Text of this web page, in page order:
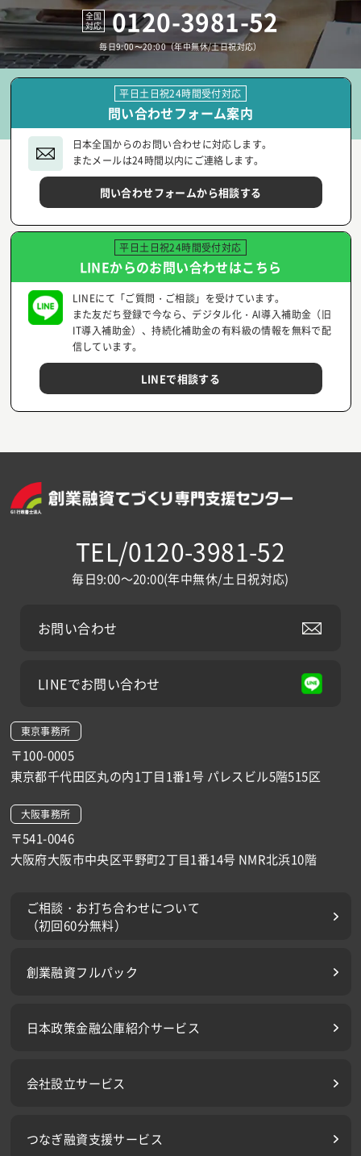
全国
対応
0120-3981-52
毎日9:00〜20:00（年中無休/土日祝対応）
平日土日祝24時間受付対応
問い合わせフォーム案内
日本全国からのお問い合わせに対応します。
またメールは24時間以内にご連絡します。
問い合わせフォームから相談する
平日土日祝24時間受付対応
LINEからのお問い合わせはこちら
LINEにて「ご質問・ご相談」を受けています。
また友だち登録で今なら、デジタル化・AI導入補助金（旧
IT導入補助金）、持続化補助金の有料級の情報を無料で配
信しています。
LINEで相談する
TEL/0120-3981-52
毎日9:00～20:00(年中無休/土日祝対応)
お問い合わせ
LINEでお問い合わせ
東京事務所
〒100-0005
東京都千代田区丸の内1丁目1番1号 パレスビル5階515区
大阪事務所
〒541-0046
大阪府大阪市中央区平野町2丁目1番14号 NMR北浜10階
ご相談・お打ち合わせについて
（初回60分無料）
創業融資フルパック
日本政策金融公庫紹介サービス
会社設立サービス
つなぎ融資支援サービス